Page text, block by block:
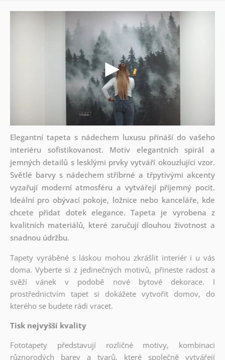
Elegantní tapeta s nádechem luxusu přináší do vašeho
interiéru sofistikovanost. Motiv elegantních spirál a
jemných detailů s lesklými prvky vytváří okouzlující vzor.
Světlé barvy s nádechem stříbrné a třpytivými akcenty
vyzařují moderní atmosféru a vytvářejí příjemný pocit.
Ideální pro obývací pokoje, ložnice nebo kanceláře, kde
chcete přidat dotek elegance. Tapeta je vyrobena z
kvalitních materiálů, které zaručují dlouhou životnost a
snadnou údržbu.
Tapety vyráběné s láskou mohou zkrášlit interiér i u vás
doma. Vyberte si z jedinečných motivů, přineste radost a
svěží vánek v podobě nové bytové dekorace. I
prostřednictvím tapet si dokážete vytvořit domov, do
kterého se budete rádi vracet.
Tisk nejvyšší kvality
Fototapety představují rozličné motivy, kombinaci
různorodých barev a tvarů, které společně vytvářejí